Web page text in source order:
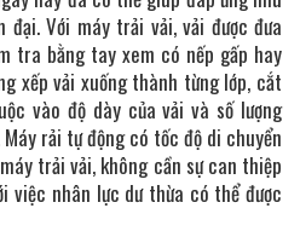
đại. Với máy trải vải, vải được đưa
tra bằng tay xem có nếp gấp hay
xếp vải xuống thành từng lớp, cắt
vào độ dày của vải và số lượng
rải tự động có tốc độ di chuyển
trải vải, không cần sự can thiệp
việc nhân lực dư thừa có thể được